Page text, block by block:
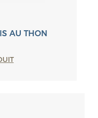
AU THON